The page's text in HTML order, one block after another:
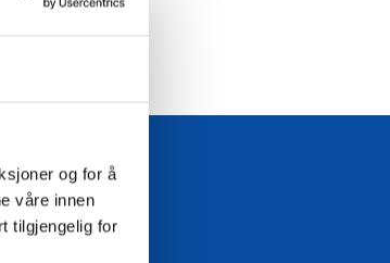
og for å
våre innen
tilgjengelig for